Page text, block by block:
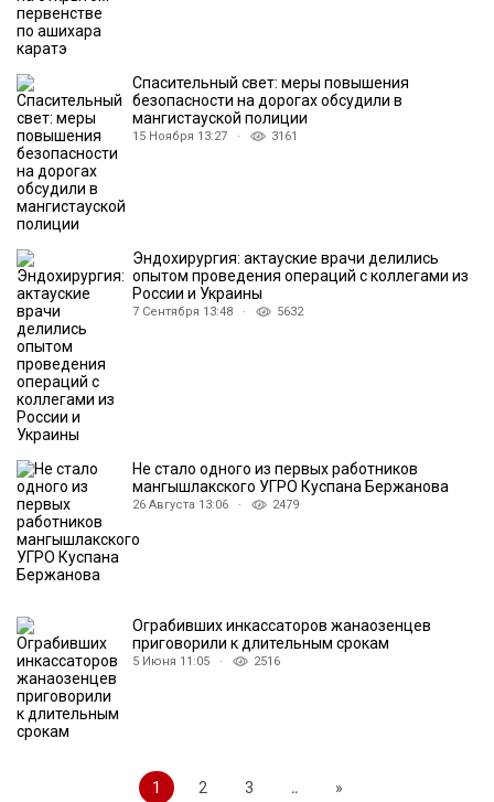
Спасительный свет: меры повышения
безопасности на дорогах обсудили в
мангистауской полиции
15 Ноября 13:27 · 3161
Эндохирургия: актауские врачи делились
опытом проведения операций с коллегами из
России и Украины
7 Сентября 13:48 · 5632
Не стало одного из первых работников
мангышлакского УГРО Куспана Бержанова
26 Августа 13:06 · 2479
Ограбивших инкассаторов жанаозенцев
приговорили к длительным срокам
5 Июня 11:05 · 2516
1 2 3 .. »